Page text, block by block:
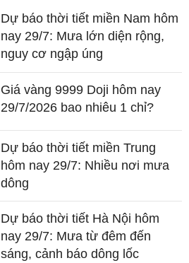
Dự báo thời tiết miền Nam hôm
nay 29/7: Mưa lớn diện rộng,
nguy cơ ngập úng
Giá vàng 9999 Doji hôm nay
29/7/2026 bao nhiêu 1 chỉ?
Dự báo thời tiết miền Trung
hôm nay 29/7: Nhiều nơi mưa
dông
Dự báo thời tiết Hà Nội hôm
nay 29/7: Mưa từ đêm đến
sáng, cảnh báo dông lốc